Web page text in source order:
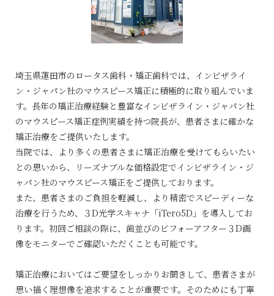
埼玉県蓮田市のロータス歯科・矯正歯科では、インビザライ
ン・ジャパン社のマウスピース矯正に積極的に取り組んでいま
す。長年の矯正治療経験と豊富なインビザライン・ジャパン社
のマウスピース矯正症例実績を持つ院長が、患者さまに確かな
矯正治療をご提供いたします。
当院では、より多くの患者さまに矯正治療を受けてもらいたい
との思いから、リーズナブルな価格設定でインビザライン・ジ
ャパン社のマウスピース矯正をご提供しております。
また、患者さまのご負担を軽減し、より精密でスピーディーな
治療を行うため、３D光学スキャナ「iTero5D」を導入してお
ります。初回ご相談の際に、歯並びのビフォーアフター３D画
像をモニターでご確認いただくことも可能です。
矯正治療においてはご要望をしっかりお聞きして、患者さまが
思い描く理想像を追求することが重要です。そのためにも丁寧